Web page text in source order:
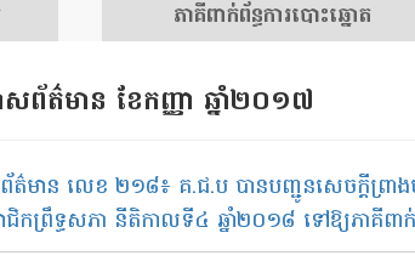
​ភាគីពាក់ព័ន្ធ​​ការ​បោះឆ្នោត
សព័ត៌មាន​ ខែ​កញ្ញា​ ឆ្នាំ​២០១៧
ត៌មាន លេខ ២១៨​៖ គ.ជ.ប បានបញ្ជូន​សេចក្ដីព្រាង​
ក​ព្រឹទ្ធសភា នីតិកាលទី​៤ ឆ្នាំ​២០១៨ ទៅឱ្យ​ភាគីពា